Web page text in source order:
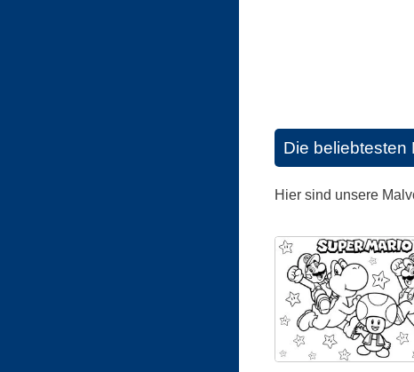
Die beliebtesten
Hier sind unsere